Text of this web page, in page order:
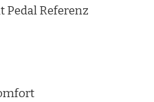
Pedal Referenz